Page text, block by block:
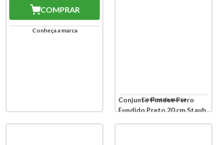
COMPRAR
Conheça a marca
Conjunto Fondue Ferro
Fundido Preto 20 cm Staub
Conheça a marca